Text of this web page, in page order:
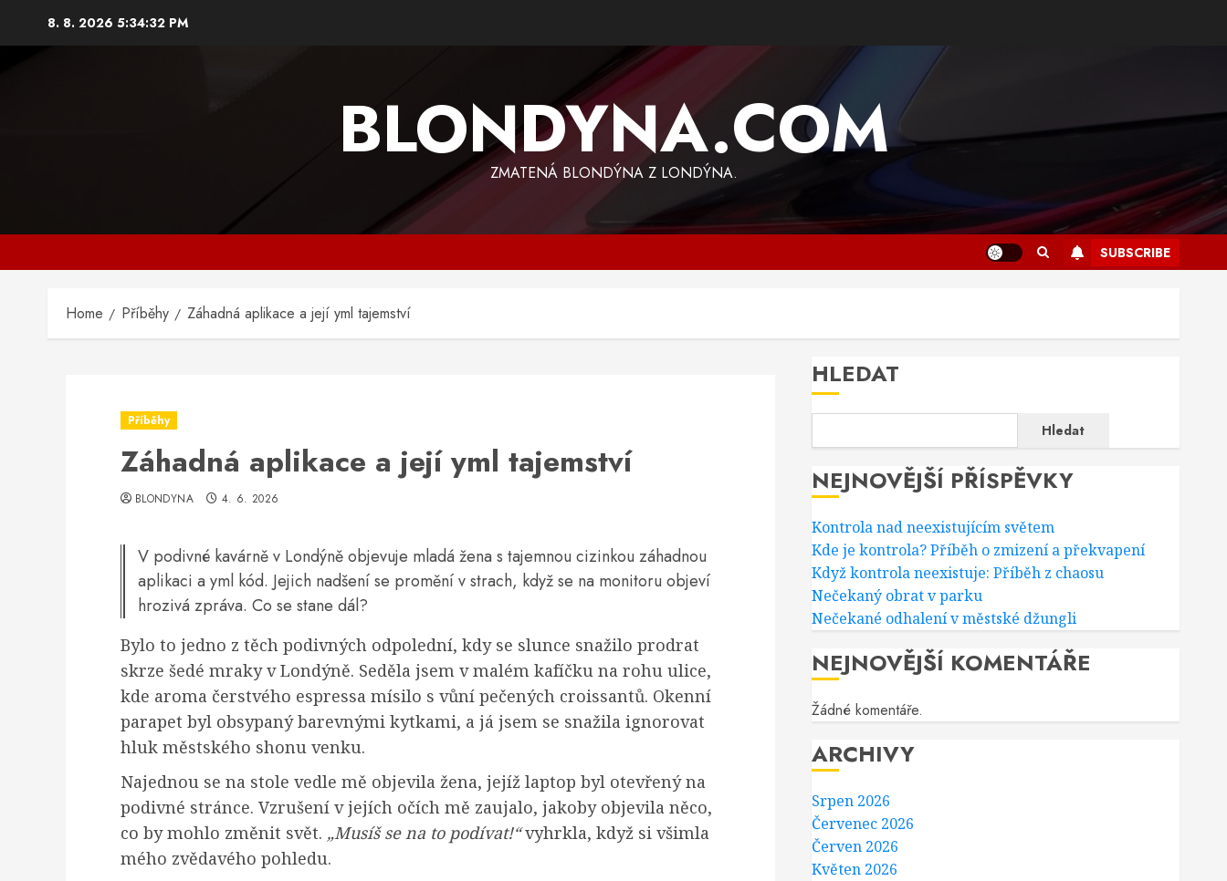
8. 8. 2026 5:34:32 PM
BLONDYNA.COM
ZMATENÁ BLONDÝNA Z LONDÝNA.
SUBSCRIBE
Home Příběhy Záhadná aplikace a její yml tajemství
Příběhy
Záhadná aplikace a její yml tajemství
BLONDYNA 4. 6. 2026
V podivné kavárně v Londýně objevuje mladá žena s tajemnou cizinkou záhadnou
aplikaci a yml kód. Jejich nadšení se promění v strach, když se na monitoru objeví
hrozivá zpráva. Co se stane dál?
Bylo to jedno z těch podivných odpolední, kdy se slunce snažilo prodrat
skrze šedé mraky v Londýně. Seděla jsem v malém kafíčku na rohu ulice,
kde aroma čerstvého espressa mísilo s vůní pečených croissantů. Okenní
parapet byl obsypaný barevnými kytkami, a já jsem se snažila ignorovat
hluk městského shonu venku.
Najednou se na stole vedle mě objevila žena, jejíž laptop byl otevřený na
podivné stránce. Vzrušení v jejích očích mě zaujalo, jakoby objevila něco,
co by mohlo změnit svět. „Musíš se na to podívat!“vyhrkla, když si všimla
mého zvědavého pohledu.
HLEDAT
Hledat
NEJNOVĚJŠÍ PŘÍSPĚVKY
Kontrola nad neexistujícím světem
Kde je kontrola? Příběh o zmizení a překvapení
Když kontrola neexistuje: Příběh z chaosu
Nečekaný obrat v parku
Nečekané odhalení v městské džungli
NEJNOVĚJŠÍ KOMENTÁŘE
Žádné komentáře.
ARCHIVY
Srpen 2026
Červenec 2026
Červen 2026
Květen 2026